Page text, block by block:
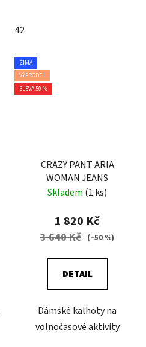
42
ZIMA
VÝPRODEJ
SLEVA 50 %
CRAZY PANT ARIA
WOMAN JEANS
Skladem (1 ks)
1 820 Kč
3 640 Kč (–50 %)
DETAIL
Dámské kalhoty na
volnočasové aktivity